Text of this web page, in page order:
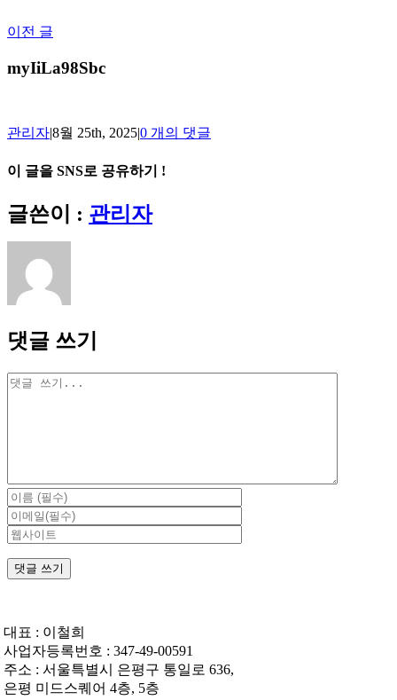
to
이전 글
myIiLa98Sbc
관리자|8월 25th, 2025|0 개의 댓글
이 글을 SNS로 공유하기 !
Facebook
X
Reddit
LinkedIn
Tumblr
Pinterest
Vk
이
메
일
글쓴이 : 관리자
댓글 쓰기
댓
대표 : 이철희
사업자등록번호 : 347-49-00591
주소 : 서울특별시 은평구 통일로 636,
은평 미드스퀘어 4층, 5층